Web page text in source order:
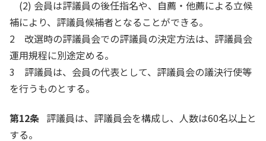
(2) 会員は評議員の後任指名や、自薦・他薦による立候
補により、評議員候補者となることができる。
2 改選時の評議員会での評議員の決定方法は、評議員会
運用規程に別途定める。
3 評議員は、会員の代表として、評議員会の議決行使等
を行うものとする。
第12条 評議員は、評議員会を構成し、人数は60名以上と
する。